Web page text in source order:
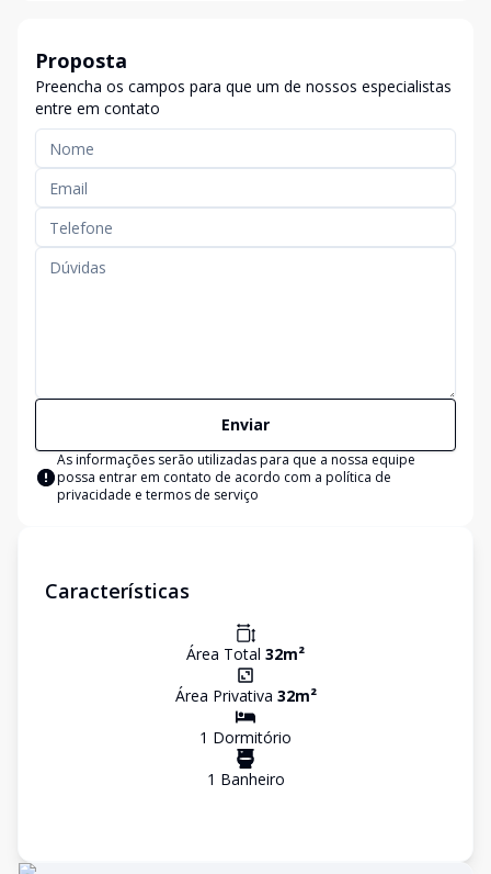
Proposta
Preencha os campos para que um de nossos especialistas
entre em contato
Enviar
As informações serão utilizadas para que a nossa equipe
possa entrar em contato de acordo com a política de
privacidade e termos de serviço
Características
Área Total 32m²
Área Privativa 32m²
1 Dormitório
1 Banheiro